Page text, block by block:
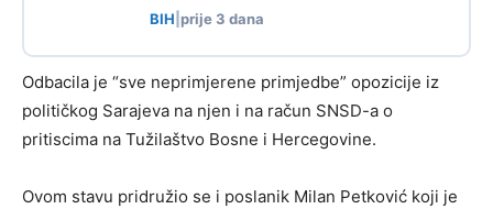
BIH prije 3 dana
Odbacila je “sve neprimjerene primjedbe” opozicije iz
političkog Sarajeva na njen i na račun SNSD-a o
pritiscima na Tužilaštvo Bosne i Hercegovine.
Ovom stavu pridružio se i poslanik Milan Petković koji je